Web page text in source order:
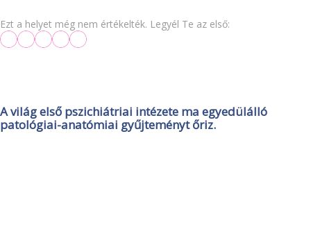
Ezt a helyet még nem értékelték. Legyél Te az első:
A világ első pszichiátriai intézete ma egyedülálló
patológiai-anatómiai gyűjteményt őriz.